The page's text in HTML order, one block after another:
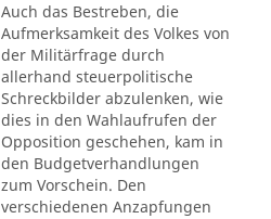
Auch das Bestreben, die
Aufmerksamkeit des Volkes von
der Militärfrage durch
allerhand steuerpolitische
Schreckbilder abzulenken, wie
dies in den Wahlaufrufen der
Opposition geschehen, kam in
den Budgetverhandlungen
zum Vorschein. Den
verschiedenen Anzapfungen